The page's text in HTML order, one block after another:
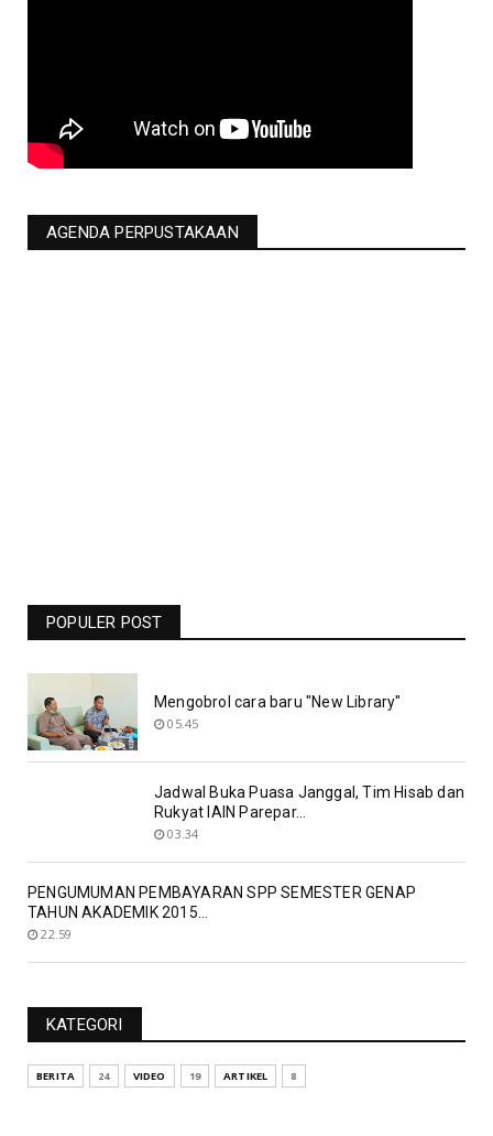
AGENDA PERPUSTAKAAN
POPULER POST
Bolasport.com
Mengobrol cara baru "New Library"
05.45
Jadwal Buka Puasa Janggal, Tim Hisab dan
Rukyat IAIN Parepar...
03.34
PENGUMUMAN PEMBAYARAN SPP SEMESTER GENAP
TAHUN AKADEMIK 2015...
22.59
KATEGORI
BERITA 24 VIDEO 19 ARTIKEL 8